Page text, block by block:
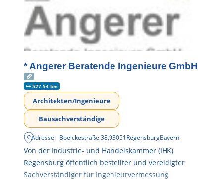
* Angerer Beratende Ingenieure GmbH
527.54 km
Architekten/Ingenieure
Bausachverständige
Adresse: Boelckestraße 38,93051RegensburgBayern
Von der Industrie- und Handelskammer (IHK)
Regensburg öffentlich bestellter und vereidigter
Sachverständiger für Ingenieurvermessung